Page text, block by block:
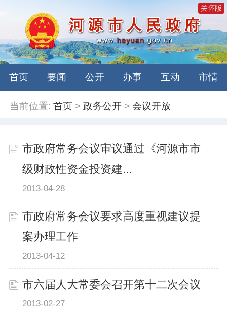
关怀版
首页 要闻 公开 办事 互动 市情
当前位置: 首页 >政务公开 >会议开放
市政府常务会议审议通过《河源市市
级财政性资金投资建...
2013-04-28
市政府常务会议要求高度重视建议提
案办理工作
2013-04-12
市六届人大常委会召开第十二次会议
2013-02-27